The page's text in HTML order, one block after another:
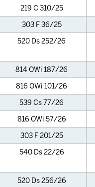
219 C 310/25
303 F 36/25
520 Ds 252/26
814 OWi 187/26
816 OWi 101/26
539 Cs 77/26
816 OWi 57/26
303 F 201/25
540 Ds 22/26
520 Ds 256/26